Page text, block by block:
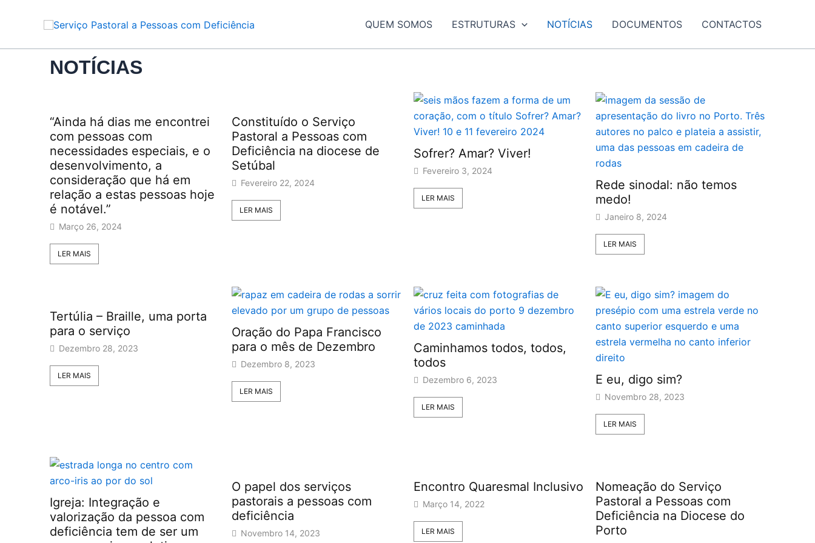
QUEM SOMOS ESTRUTURAS NOTÍCIAS DOCUMENTOS CONTACTOS
NOTÍCIAS
“Ainda há dias me encontrei
com pessoas com
necessidades especiais, e o
desenvolvimento, a
consideração que há em
relação a estas pessoas hoje
é notável.”
Março 26, 2024
LER MAIS
Constituído o Serviço
Pastoral a Pessoas com
Deficiência na diocese de
Setúbal
Fevereiro 22, 2024
LER MAIS
Sofrer? Amar? Viver!
Fevereiro 3, 2024
LER MAIS
Rede sinodal: não temos
medo!
Janeiro 8, 2024
LER MAIS
Tertúlia – Braille, uma porta
para o serviço
Dezembro 28, 2023
LER MAIS
Oração do Papa Francisco
para o mês de Dezembro
Dezembro 8, 2023
LER MAIS
Caminhamos todos, todos,
todos
Dezembro 6, 2023
LER MAIS
E eu, digo sim?
Novembro 28, 2023
LER MAIS
Igreja: Integração e
valorização da pessoa com
deficiência tem de ser um
O papel dos serviços
pastorais a pessoas com
deficiência
Novembro 14, 2023
Encontro Quaresmal Inclusivo
Março 14, 2022
LER MAIS
Nomeação do Serviço
Pastoral a Pessoas com
Deficiência na Diocese do
Porto